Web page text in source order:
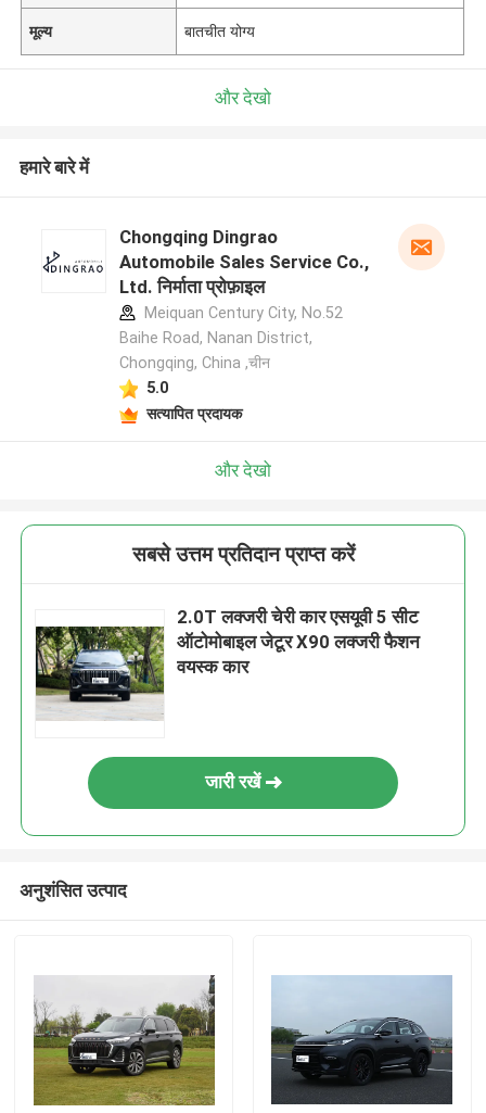
मूल्य बातचीत योग्य
और देखो
हमारे बारे में
Chongqing Dingrao
Automobile Sales Service Co.,
Ltd. निर्माता प्रोफ़ाइल
Meiquan Century City, No.52
Baihe Road, Nanan District,
Chongqing, China ,चीन
5.0
सत्यापित प्रदायक
और देखो
सबसे उत्तम प्रतिदान प्राप्त करें
2.0T लक्जरी चेरी कार एसयूवी 5 सीट
ऑटोमोबाइल जेटूर X90 लक्जरी फैशन
वयस्क कार
जारी रखें
अनुशंसित उत्पाद